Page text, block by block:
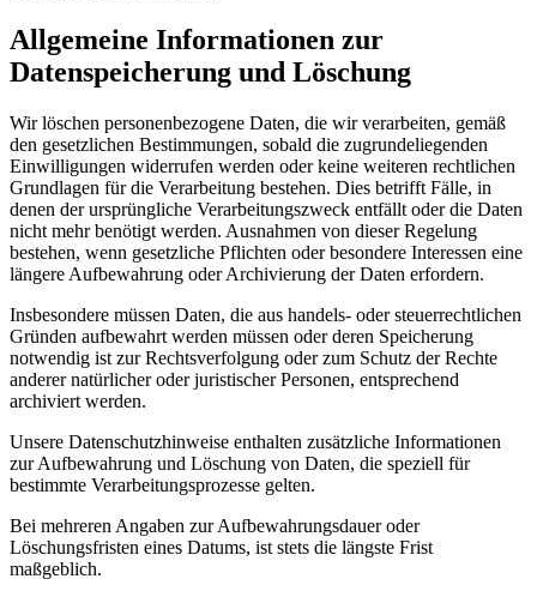
Allgemeine Informationen zur
Datenspeicherung und Löschung
Wir löschen personenbezogene Daten, die wir verarbeiten, gemäß
den gesetzlichen Bestimmungen, sobald die zugrundeliegenden
Einwilligungen widerrufen werden oder keine weiteren rechtlichen
Grundlagen für die Verarbeitung bestehen. Dies betrifft Fälle, in
denen der ursprüngliche Verarbeitungszweck entfällt oder die Daten
nicht mehr benötigt werden. Ausnahmen von dieser Regelung
bestehen, wenn gesetzliche Pflichten oder besondere Interessen eine
längere Aufbewahrung oder Archivierung der Daten erfordern.
Insbesondere müssen Daten, die aus handels- oder steuerrechtlichen
Gründen aufbewahrt werden müssen oder deren Speicherung
notwendig ist zur Rechtsverfolgung oder zum Schutz der Rechte
anderer natürlicher oder juristischer Personen, entsprechend
archiviert werden.
Unsere Datenschutzhinweise enthalten zusätzliche Informationen
zur Aufbewahrung und Löschung von Daten, die speziell für
bestimmte Verarbeitungsprozesse gelten.
Bei mehreren Angaben zur Aufbewahrungsdauer oder
Löschungsfristen eines Datums, ist stets die längste Frist
maßgeblich.